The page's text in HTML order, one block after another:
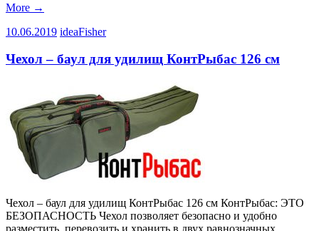
More →
10.06.2019 ideaFisher
Чехол – баул для удилищ КонтРыбас 126 см
Чехол – баул для удилищ КонтРыбас 126 см КонтРыбас: ЭТО
БЕЗОПАСНОСТЬ Чехол позволяет безопасно и удобно
разместить, перевозить и хранить в двух равнозначных